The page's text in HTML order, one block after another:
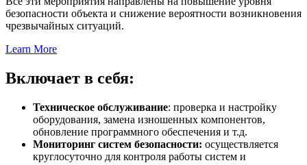
безопасности объекта и снижение вероятности возникновения
чрезвычайных ситуаций.
Learn More
Включает в себя:
Техническое обслуживание: проверка и настройку
оборудования, замена изношенных компонентов,
обновление программного обеспечения и т.д.
Мониторинг систем безопасности: осуществляется
круглосуточно для контроля работы систем и